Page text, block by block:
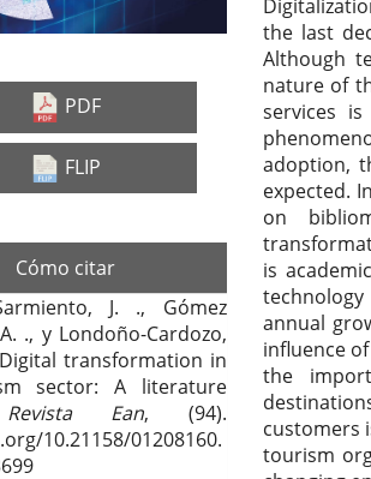
PDF
FLIP
Cómo citar
J. ., Gómez
., y Londoño-Cardozo,
Digital transformation in
sector: A literature
Revista Ean, (94).
10.21158/01208160.
the last
Although
nature of
services
adoption,
expected.
on
is
annual
influence
the
customers
tourism